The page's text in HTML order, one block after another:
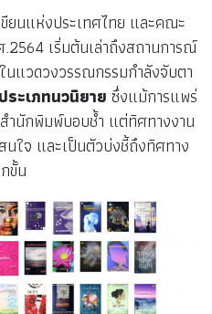
ยนแห่งประเทศไทย และคณะ
เริ่มต้นเล่าถึงสถานการณ์
นแวดวงวรรณกรรมกำลังจับตา
ระเภทนวนิยาย ซึ่งแม้การแพร่
ำนักพิมพ์บอบช้ำ แต่ทิศทางงาน
นใจ และเป็นตัวบ่งชี้ถึงทิศทาง
ขั้น